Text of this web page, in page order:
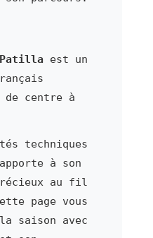
Patilla est un
de centre à
techniques
à son
au fil
page vous
la saison avec